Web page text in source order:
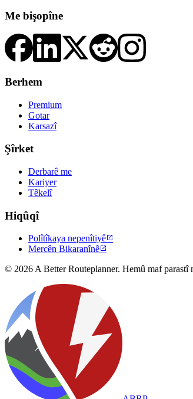
Me bişopîne
Berhem
Premium
Gotar
Karsazî
Şîrket
Derbarê me
Kariyer
Têkelî
Hiqûqî
Polîtîkaya nepenîtiyê
Mercên Bikaranînê
© 2026 A Better Routeplanner. Hemû maf parastî